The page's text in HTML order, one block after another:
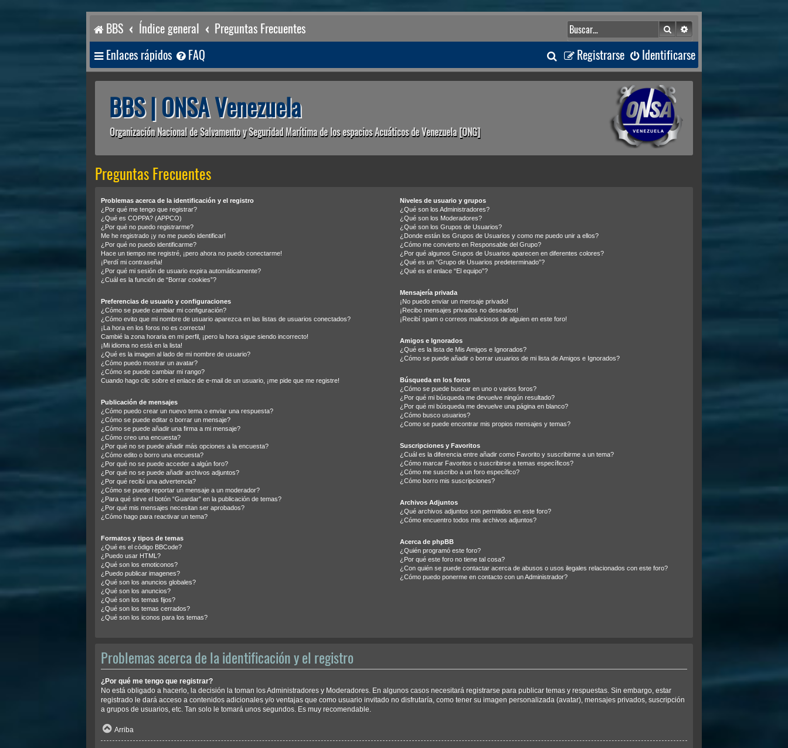
BBS Índice general Preguntas Frecuentes BuscarBúsqueda avanzada
Enlaces rápidos FAQ Identificarse
Registrarse
B
u
a
BBS | ONSA Venezuela
Organización Nacional de Salvamento y Seguridad Marítima de los espacios Acuáticos de Venezuela [ONG]
Preguntas Frecuentes
Problemas acerca de la identificación y el registro
¿Por qué me tengo que registrar?
¿Qué es COPPA? (APPCO)
¿Por qué no puedo registrarme?
Me he registrado ¡y no me puedo identificar!
¿Por qué no puedo identificarme?
Hace un tiempo me registré, ¡pero ahora no puedo conectarme!
¡Perdí mi contraseña!
¿Por qué mi sesión de usuario expira automáticamente?
¿Cuál es la función de “Borrar cookies”?
Preferencias de usuario y configuraciones
¿Cómo se puede cambiar mi configuración?
¿Cómo evito que mi nombre de usuario aparezca en las listas de usuarios conectados?
¡La hora en los foros no es correcta!
Cambié la zona horaria en mi perfil, ¡pero la hora sigue siendo incorrecto!
¡Mi idioma no está en la lista!
¿Qué es la imagen al lado de mi nombre de usuario?
¿Cómo puedo mostrar un avatar?
¿Cómo se puede cambiar mi rango?
Cuando hago clic sobre el enlace de e-mail de un usuario, ¡me pide que me registre!
Publicación de mensajes
¿Cómo puedo crear un nuevo tema o enviar una respuesta?
¿Cómo se puede editar o borrar un mensaje?
¿Cómo se puede añadir una firma a mi mensaje?
¿Cómo creo una encuesta?
¿Por qué no se puede añadir más opciones a la encuesta?
¿Cómo edito o borro una encuesta?
¿Por qué no se puede acceder a algún foro?
¿Por qué no se puede añadir archivos adjuntos?
¿Por qué recibí una advertencia?
¿Cómo se puede reportar un mensaje a un moderador?
¿Para qué sirve el botón “Guardar” en la publicación de temas?
¿Por qué mis mensajes necesitan ser aprobados?
¿Cómo hago para reactivar un tema?
Formatos y tipos de temas
¿Qué es el código BBCode?
¿Puedo usar HTML?
¿Qué son los emoticonos?
¿Puedo publicar imagenes?
¿Qué son los anuncios globales?
¿Qué son los anuncios?
¿Qué son los temas fijos?
¿Qué son los temas cerrados?
¿Qué son los iconos para los temas?
Niveles de usuario y grupos
¿Qué son los Administradores?
¿Qué son los Moderadores?
¿Qué son los Grupos de Usuarios?
¿Donde están los Grupos de Usuarios y como me puedo unir a ellos?
¿Cómo me convierto en Responsable del Grupo?
¿Por qué algunos Grupos de Usuarios aparecen en diferentes colores?
¿Qué es un “Grupo de Usuarios predeterminado”?
¿Qué es el enlace “El equipo”?
Mensajería privada
¡No puedo enviar un mensaje privado!
¡Recibo mensajes privados no deseados!
¡Recibí spam o correos maliciosos de alguien en este foro!
Amigos e Ignorados
¿Qué es la lista de Mis Amigos e Ignorados?
¿Cómo se puede añadir o borrar usuarios de mi lista de Amigos e Ignorados?
Búsqueda en los foros
¿Cómo se puede buscar en uno o varios foros?
¿Por qué mi búsqueda me devuelve ningún resultado?
¿Por qué mi búsqueda me devuelve una página en blanco?
¿Cómo busco usuarios?
¿Como se puede encontrar mis propios mensajes y temas?
Suscripciones y Favoritos
¿Cuál es la diferencia entre añadir como Favorito y suscribirme a un tema?
¿Cómo marcar Favoritos o suscribirse a temas específicos?
¿Cómo me suscribo a un foro específico?
¿Cómo borro mis suscripciones?
Archivos Adjuntos
¿Qué archivos adjuntos son permitidos en este foro?
¿Cómo encuentro todos mis archivos adjuntos?
Acerca de phpBB
¿Quién programó este foro?
¿Por qué este foro no tiene tal cosa?
¿Con quién se puede contactar acerca de abusos o usos ilegales relacionados con este foro?
¿Cómo puedo ponerme en contacto con un Administrador?
Problemas acerca de la identificación y el registro
¿Por qué me tengo que registrar?
No está obligado a hacerlo, la decisión la toman los Administradores y Moderadores. En algunos casos necesitará registrarse para publicar temas y respuestas. Sin embargo, estar
registrado le dará acceso a contenidos adicionales y/o ventajas que como usuario invitado no disfrutaría, como tener su imagen personalizada (avatar), mensajes privados, suscripción
a grupos de usuarios, etc. Tan solo le tomará unos segundos. Es muy recomendable.
Arriba